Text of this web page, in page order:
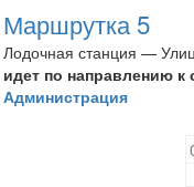
Маршрутка 5
Лодочная станция —
идет по направлению к
Администрация